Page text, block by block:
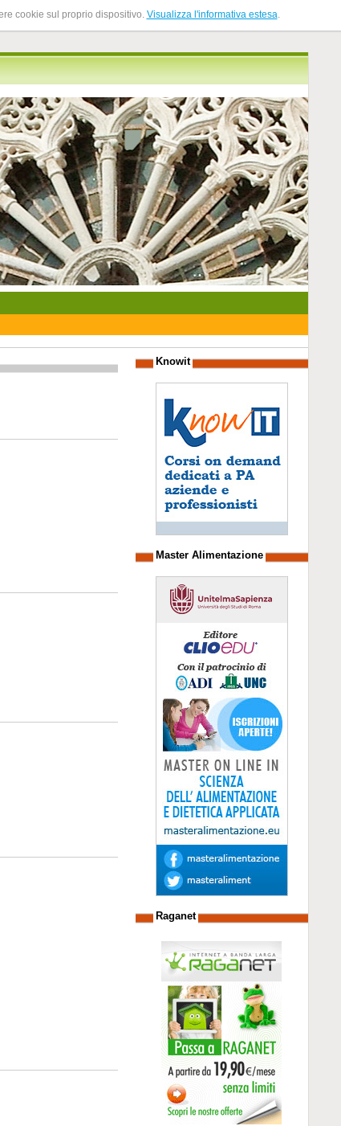
cookie sul proprio dispositivo. Visualizza l'informativa estesa.
Knowit
Master Alimentazione
Raganet